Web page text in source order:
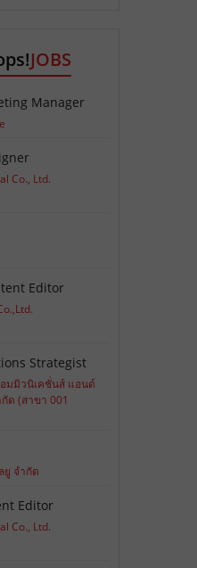
JOBS
Manager
Co., Ltd.
Editor
Strategist
มมิวนิเคชั่นส์ แอนด์
ด (สาขา 001
ยู จำกัด
Editor
Co., Ltd.